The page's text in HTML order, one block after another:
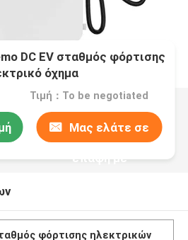
DC EV σταθμός φόρτισης
όχημα
Τιμή：To be negotiated
Μας ελάτε σε
επαφή με
φόρτισης ηλεκτρικών